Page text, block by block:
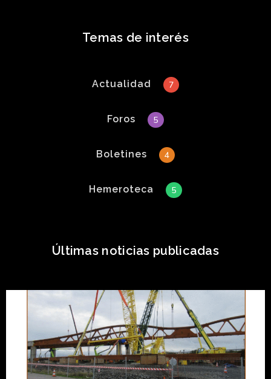
Temas de interés
Actualidad 7
Foros 5
Boletines 4
Hemeroteca 5
Últimas noticias publicadas